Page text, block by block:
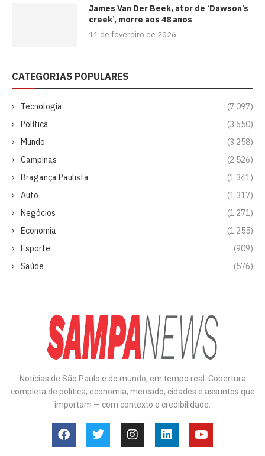
James Van Der Beek, ator de ‘Dawson’s
creek’, morre aos 48 anos
11 de fevereiro de 2026
CATEGORIAS POPULARES
Tecnologia
(7.097)
Política
(3.650)
Mundo
(3.258)
Campinas
(2.526)
Bragança Paulista
(1.341)
Auto
(1.317)
Negócios
(1.271)
Economia
(1.255)
Esporte
(909)
Saúde
(576)
Notícias de São Paulo e do mundo, em tempo real. Cobertura
completa de política, economia, mercado, cidades e assuntos que
importam — com contexto e credibilidade.